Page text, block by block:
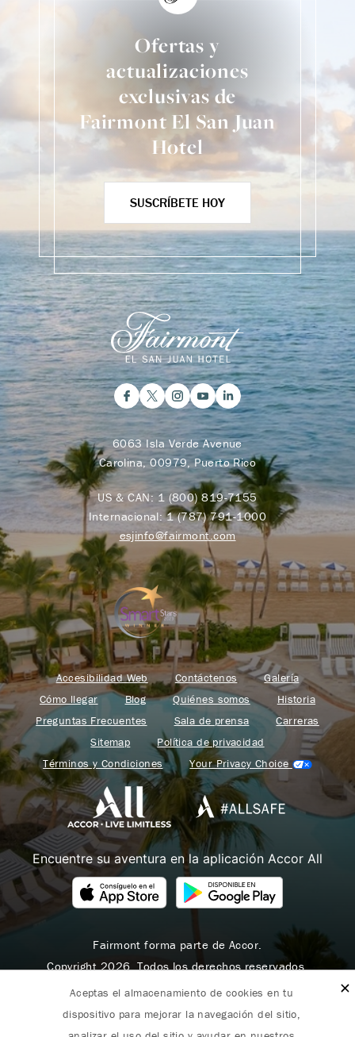
Ofertas y
actualizaciones
exclusivas de
Fairmont El San Juan
Hotel
SUSCRÍBETE HOY
6063 Isla Verde Avenue
Carolina, 00979, Puerto Rico
US & CAN: 1 (800) 819-7155
Internacional:1 (787) 791-1000
esjinfo@fairmont.com
Accesibilidad Web Contáctenos
Galería
Cómo llegar
Blog Quiénes somos
Historia
Preguntas Frecuentes
Sala de prensa
Carreras
Sitemap
Política de privacidad
Términos y Condiciones
Your Privacy Choice
Encuentre su aventura en la aplicación Accor All
Fairmont forma parte de Accor.
Copyright 2026. Todos los derechos reservados.
Aceptas el almacenamiento de cookies en tu
dispositivo para mejorar la navegación del sitio,